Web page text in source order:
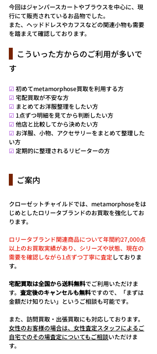
今回はジャンパースカートやブラウスを中心に、現
行にて販売されているお品物でした。
また、ヘッドドレスやカフスなどの関連小物も需要
を踏まえて確認しております。
こういった方からのご利用が多いで
す
☑ 初めてmetamorphose買取を利用する方
☑ 宅配買取が不安な方
☑ まとめてお洋服整理をしたい方
☑ 1点ずつ明細を見てから判断したい方
☑ 他店と比較してから決めたい方
☑ お洋服、小物、アクセサリーをまとめて整理した
い方
☑ 定期的に整理されるリピーターの方
ご案内
クローゼットチャイルドでは、metamorphoseをは
じめとしたロリータブランドのお買取を強化してお
ります。
ロリータブランド関連商品について年間約27,000点
以上のお買取実績があり、シリーズや状態、現在の
需要を確認しながら1点ずつ丁寧に査定しておりま
す。
宅配買取は全国から送料無料でご利用いただけま
す。 査定後のキャンセルも無料ですので、「まずは
金額だけ知りたい」というご相談も可能です。
また、訪問買取・出張買取にも対応しております。
女性のお客様の場合は、女性査定スタッフによるご
自宅でのその場査定についてもご相談いただけま
す。